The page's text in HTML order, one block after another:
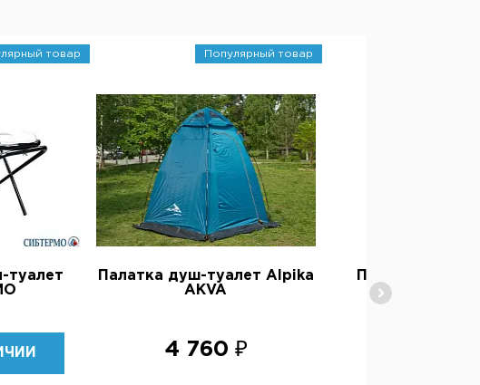
товар
туалет
Популярный товар
Палатка душ-туалет Alpika
AKVA
4 760 ₽
Палатка душ-
MirCamping